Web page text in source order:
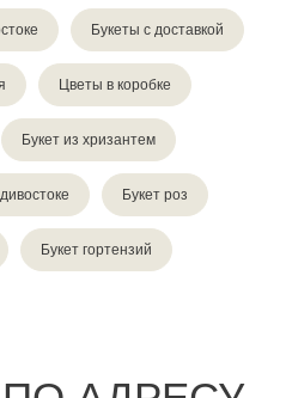
Букеты с доставкой
Цветы в коробке
Букет из хризантем
Букет роз
Букет гортензий